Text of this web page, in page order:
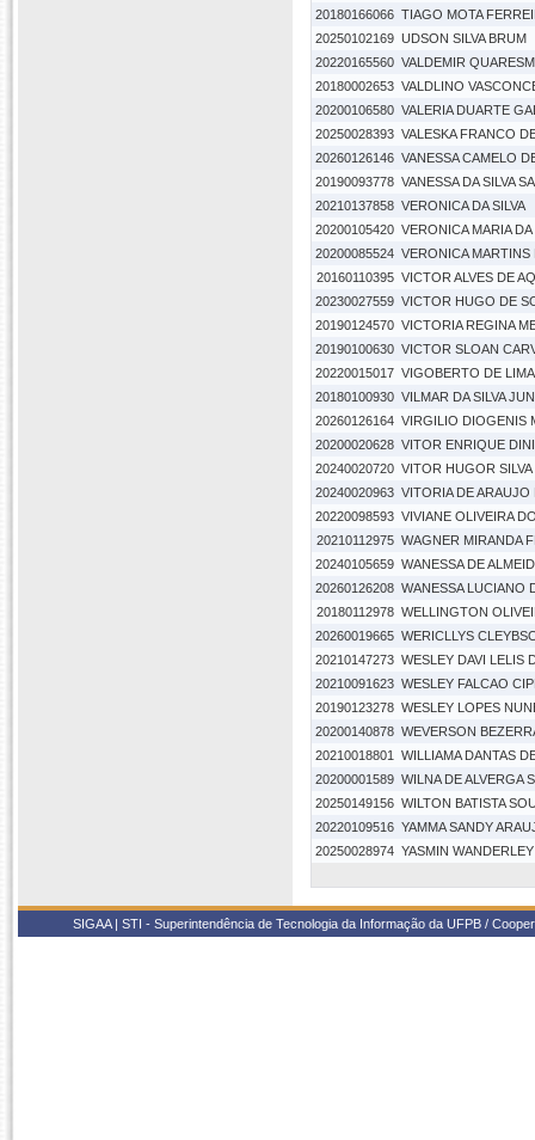
20180166066 TIAGO MOTA
20250102169 UDSON SILVA BRUM
20220165560 VALDEMIR
20180002653 VALDLINO
20200106580 VALERIA DUARTE
20250028393 VALESKA FRANCO
20260126146 VANESSA CAMELO
20190093778 VANESSA DA SILVA
20210137858 VERONICA DA SILVA
20200105420 VERONICA MARIA DA
20200085524 VERONICA MARTINS
20160110395 VICTOR ALVES DE
20230027559 VICTOR HUGO DE
20190124570 VICTORIA REGINA
20190100630 VICTOR SLOAN
20220015017 VIGOBERTO DE LIMA
20180100930 VILMAR DA SILVA
20260126164 VIRGILIO DIOGENIS
20200020628 VITOR ENRIQUE
20240020720 VITOR HUGOR SILVA
20240020963 VITORIA DE ARAUJO
20220098593 VIVIANE OLIVEIRA
20210112975 WAGNER MIRANDA
20240105659 WANESSA DE
20260126208 WANESSA LUCIANO
20180112978 WELLINGTON
20260019665 WERICLLYS
20210147273 WESLEY DAVI LELIS
20210091623 WESLEY FALCAO
20190123278 WESLEY LOPES
20200140878 WEVERSON
20210018801
WILLIAMA DANTAS
20200001589 WILNA DE ALVERGA
20250149156 WILTON BATISTA
20220109516 YAMMA SANDY
20250028974 YASMIN
SIGAA | STI - Superintendência de Tecnologia da Informação da UFPB /